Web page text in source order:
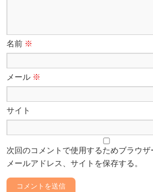
名前 ※
メール ※
サイト
次回のコメントで使用するためブラウザ
メールアドレス、サイトを保存する。